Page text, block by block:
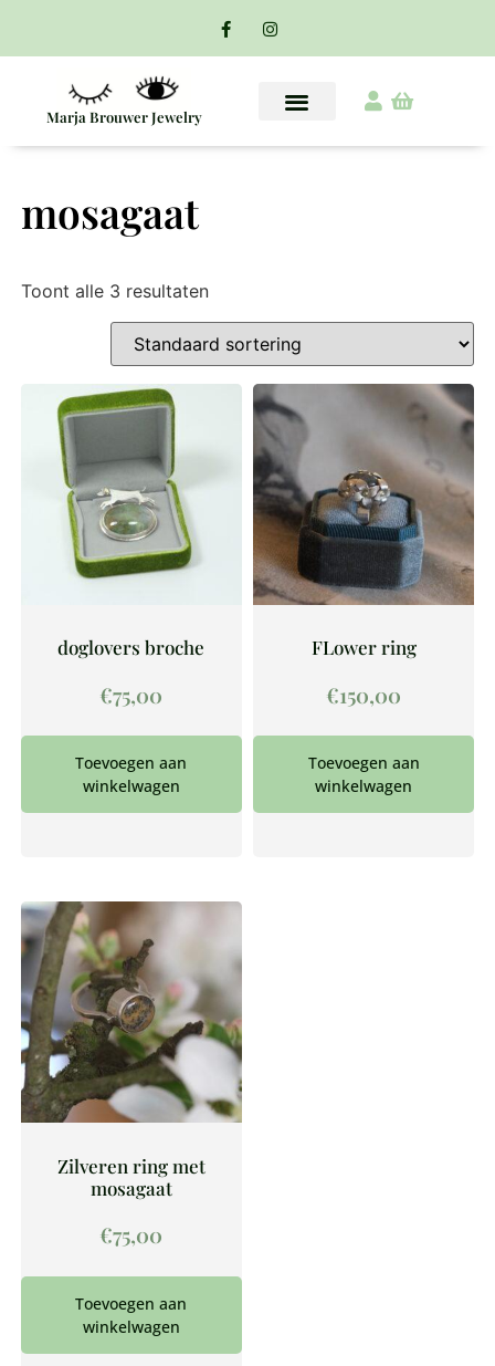
Marja Brouwer Jewelry
mosagaat
Toont alle 3 resultaten
doglovers broche
€75,00
Toevoegen aan
winkelwagen
FLower ring
€150,00
Toevoegen aan
winkelwagen
Zilveren ring met
mosagaat
€75,00
Toevoegen aan
winkelwagen